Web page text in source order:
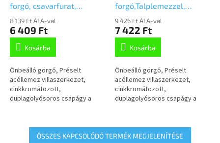
forgó, csavarfurat,
2970PJP075P30-10,3
8 139 Ft ÁFA-val
6 409 Ft
Kosárba
Önbeálló görgő, Préselt
acéllemez villaszerkezet,
cinkkromátozott,
duplagolyósoros csapágy a
keréktárcsa, szürke,...
forgó,Talplemezzel,
2970PJP075P50
9 426 Ft ÁFA-val
7 422 Ft
Kosárba
Önbeálló görgő, Préselt
acéllemez villaszerkezet,
cinkkromátozott,
duplagolyósoros csapágy a
rögzítés.Polipropilén
keréktárcsa, szürke,...
ÖSSZES KAPCSOLÓDÓ TERMÉK MEGJELENÍTÉSE